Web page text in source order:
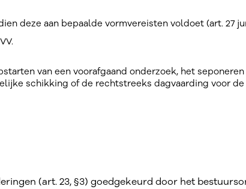
deze aan bepaalde vormvereisten voldoet (art. 27
van een voorafgaand onderzoek, het
schikking of de rechtstreeks dagvaarding voor
(art. 23, §3) goedgekeurd door het